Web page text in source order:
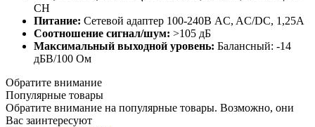
CH
Питание: Сетевой адаптер 100-240В AC, AC/DC, 1,25А
Соотношение сигнал/шум: >105 дБ
Максимальный выходной уровень: Балансный: -14
дБВ/100 Ом
Обратите внимание
Популярные товары
Обратите внимание на популярные товары. Возможно, они
Вас заинтересуют